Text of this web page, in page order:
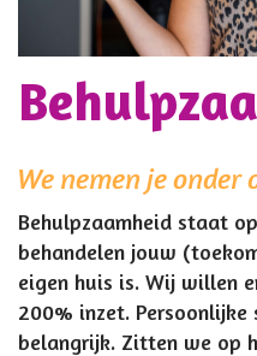
We nemen je onder
Behulpzaamheid staat
behandelen jouw
eigen huis is. Wij willen
200% inzet.
belangrijk. Zitten we op